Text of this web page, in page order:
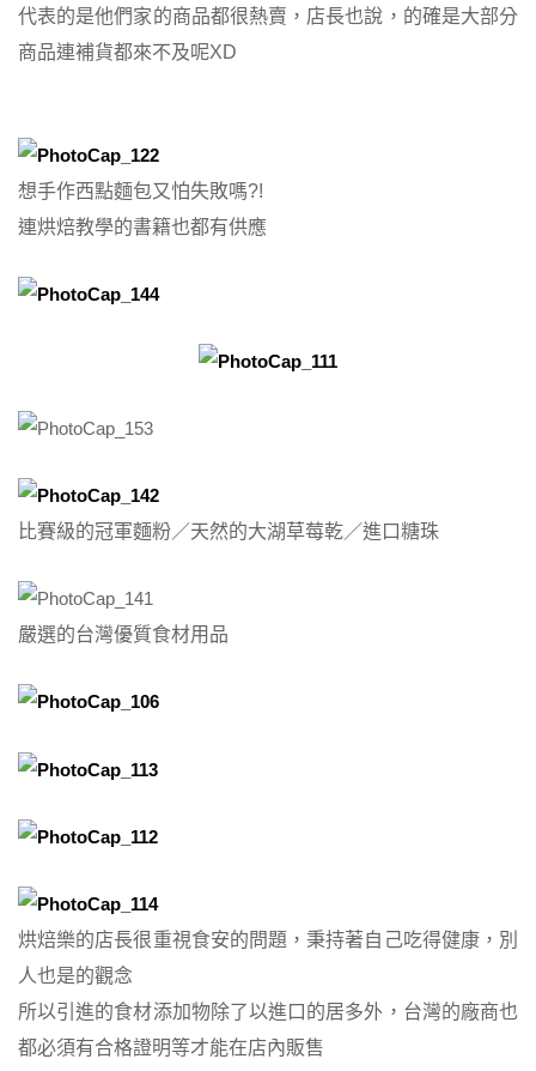
代表的是他們家的商品都很熱賣，店長也說，的確是大部分
商品連補貨都來不及呢XD
想手作西點麵包又怕失敗嗎?!
連烘焙教學的書籍也都有供應
比賽級的冠軍麵粉／天然的大湖草莓乾／進口糖珠
嚴選的台灣優質食材用品
烘焙樂的店長很重視食安的問題，秉持著自己吃得健康，別
人也是的觀念
所以引進的食材添加物除了以進口的居多外，台灣的廠商也
都必須有合格證明等才能在店內販售